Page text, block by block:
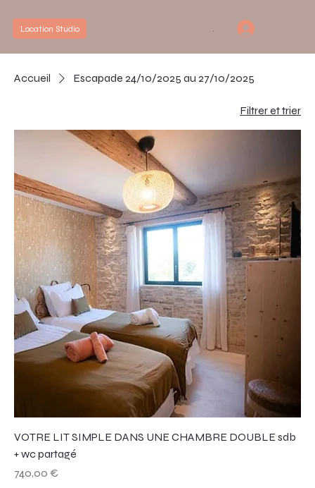
.
Location Studio
Accueil Escapade 24/10/2025 au 27/10/2025
Filtrer et trier
VOTRE LIT SIMPLE DANS UNE CHAMBRE DOUBLE sdb
+ wc partagé
Prix
740,00 €